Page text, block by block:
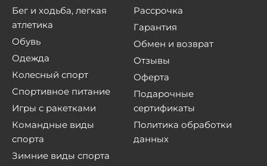
Бег и ходьба, легкая
атлетика
Обувь
Одежда
Колесный спорт
Спортивное питание
Игры с ракетками
Командные виды
спорта
Зимние виды спорта
Рассрочка
Гарантия
Обмен и возврат
Отзывы
Оферта
Подарочные
сертификаты
Политика обработки
данных